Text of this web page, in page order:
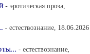
- эротическая проза,
- естествознание, 18.06.2026
- естествознание,